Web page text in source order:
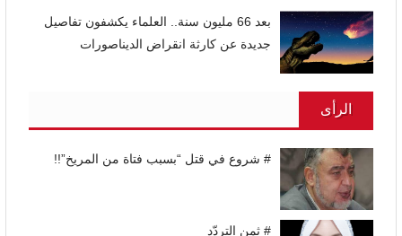
بعد 66 مليون سنة.. العلماء يكشفون تفاصيل
جديدة عن كارثة انقراض الديناصورات
الرأى
# شروع في قتل “بسبب فتاة من المريخ”!!
# ثمن التردّد